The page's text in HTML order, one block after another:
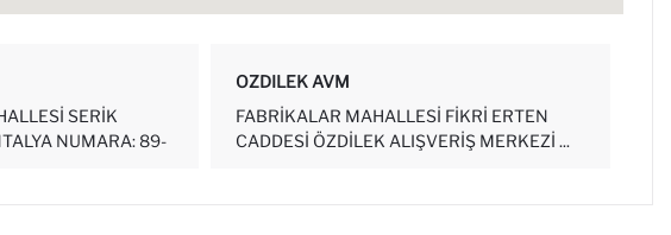
SERIK
NUMARA: 89-
OZDILEK AVM
FABRIKALAR MAHALLESI FIKRI ERTEN
CADDESI ÖZDILEK ALIŞVERIŞ MERKEZI ...